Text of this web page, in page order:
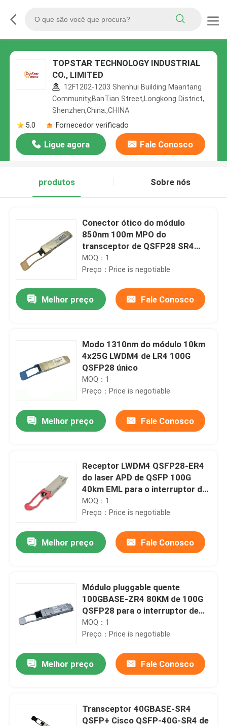
TOPSTAR TECHNOLOGY INDUSTRIAL
CO., LIMITED
12F1202-1203 Shenhui Building Maantang
Community,BanTian Street,Longkong District,
Shenzhen,China.,CHINA
5.0
Fornecedor verificado
Ligue agora Fale Conosco
produtos Sobre nós
Conector ótico do módulo
850nm 100m MPO do
transceptor de QSFP28 SR4
100Gbs
MOQ：1
Preço：Price is negotiable
Melhor preço Fale Conosco
Modo 1310nm do módulo 10km
4x25G LWDM4 de LR4 100G
QSFP28 único
MOQ：1
Preço：Price is negotiable
Melhor preço Fale Conosco
Receptor LWDM4 QSFP28-ER4
do laser APD de QSFP 100G
40km EML para o interruptor da
fibra
MOQ：1
Preço：Price is negotiable
Melhor preço Fale Conosco
Módulo pluggable quente
100GBASE-ZR4 80KM de 100G
QSFP28 para o interruptor de
rede de SFP
MOQ：1
Preço：Price is negotiable
Melhor preço Fale Conosco
Transceptor 40GBASE-SR4
QSFP+ Cisco QSFP-40G-SR4 de